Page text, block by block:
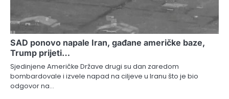
SAD ponovo napale Iran, gađane američke baze,
Trump prijeti…
Sjedinjene Američke Države drugi su dan zaredom
bombardovale i izvele napad na ciljeve u Iranu što je bio
odgovor na…